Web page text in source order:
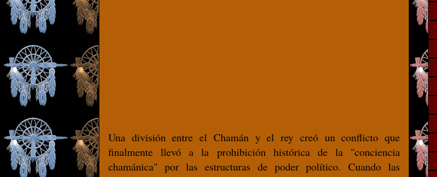
Una división entre el Chamán y el rey creó un conflicto que
finalmente llevó a la prohibición histórica de la "conciencia
chamánica" por las estructuras de poder político. Cuando las